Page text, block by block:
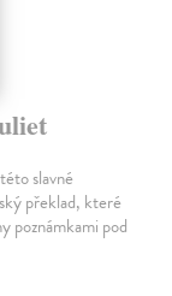
slavné
překlad, které
poznámkami pod